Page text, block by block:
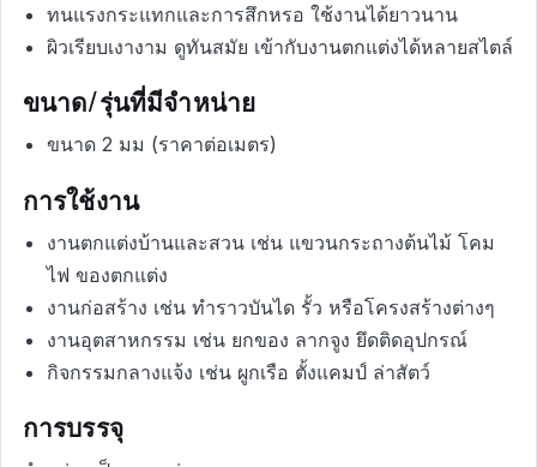
ทนแรงกระแทกและการสึกหรอ ใช้งานได้ยาวนาน
ผิวเรียบเงางาม ดูทันสมัย เข้ากับงานตกแต่งได้หลายสไตล์
ขนาด/รุ่นที่มีจำหน่าย
ขนาด 2 มม (ราคาต่อเมตร)
การใช้งาน
งานตกแต่งบ้านและสวน เช่น แขวนกระถางต้นไม้ โคม
ไฟ ของตกแต่ง
งานก่อสร้าง เช่น ทำราวบันได รั้ว หรือโครงสร้างต่างๆ
งานอุตสาหกรรม เช่น ยกของ ลากจูง ยึดติดอุปกรณ์
กิจกรรมกลางแจ้ง เช่น ผูกเรือ ตั้งแคมป์ ล่าสัตว์
การบรรจุ